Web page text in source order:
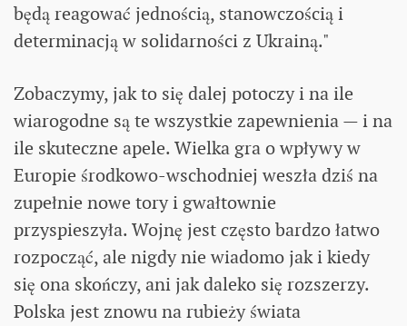
będą reagować jednością, stanowczością i
determinacją w solidarności z Ukrainą."
Zobaczymy, jak to się dalej potoczy i na ile
wiarogodne są te wszystkie zapewnienia — i na
ile skuteczne apele. Wielka gra o wpływy w
Europie środkowo-wschodniej weszła dziś na
zupełnie nowe tory i gwałtownie
przyspieszyła. Wojnę jest często bardzo łatwo
rozpocząć, ale nigdy nie wiadomo jak i kiedy
się ona skończy, ani jak daleko się rozszerzy.
Polska jest znowu na rubieży świata